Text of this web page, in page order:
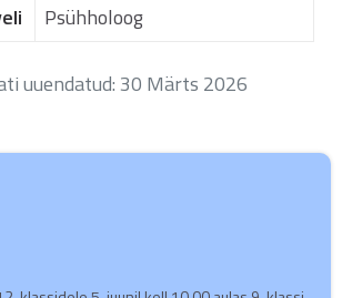
Psühholoog
uuendatud: 30 Märts 2026